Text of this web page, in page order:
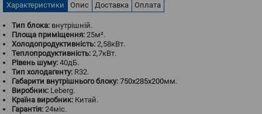
Характеристики Опис Доставка Оплата
Тип блока: внутрішній.
Площа приміщення: 25м².
Холодопродуктивність: 2,58кВт.
Теплопродуктивність: 2,7кВт.
Рівень шуму: 40дБ.
Тип холодагенту: R32.
Габарити внутрішнього блоку: 750x285x200мм.
Виробник: Leberg.
Країна виробник: Китай.
Гарантія: 24міс.